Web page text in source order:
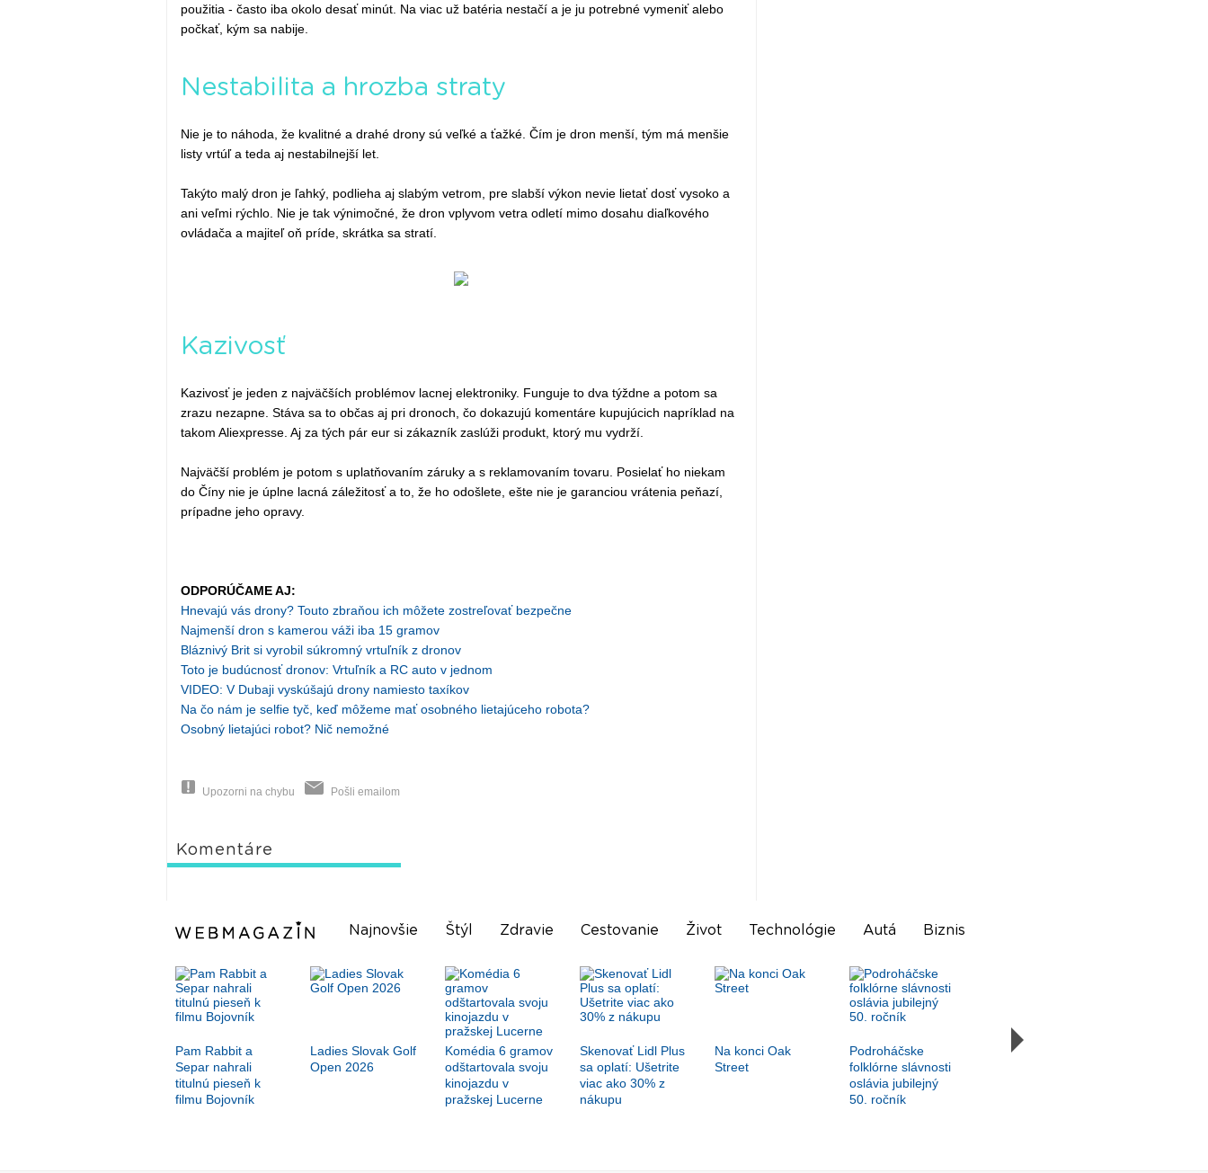
použitia - často iba okolo desať minút. Na viac už batéria nestačí a je ju potrebné vymeniť alebo
počkať, kým sa nabije.
Nestabilita a hrozba straty
Nie je to náhoda, že kvalitné a drahé drony sú veľké a ťažké. Čím je dron menší, tým má menšie
listy vrtúľ a teda aj nestabilnejší let.
Takýto malý dron je ľahký, podlieha aj slabým vetrom, pre slabší výkon nevie lietať dosť vysoko a
ani veľmi rýchlo. Nie je tak výnimočné, že dron vplyvom vetra odletí mimo dosahu diaľkového
ovládača a majiteľ oň príde, skrátka sa stratí.
Kazivosť
Kazivosť je jeden z najväčších problémov lacnej elektroniky. Funguje to dva týždne a potom sa
zrazu nezapne. Stáva sa to občas aj pri dronoch, čo dokazujú komentáre kupujúcich napríklad na
takom Aliexpresse. Aj za tých pár eur si zákazník zaslúži produkt, ktorý mu vydrží.
Najväčší problém je potom s uplatňovaním záruky a s reklamovaním tovaru. Posielať ho niekam
do Číny nie je úplne lacná záležitosť a to, že ho odošlete, ešte nie je garanciou vrátenia peňazí,
prípadne jeho opravy.
ODPORÚČAME AJ:
Hnevajú vás drony? Touto zbraňou ich môžete zostreľovať bezpečne
Najmenší dron s kamerou váži iba 15 gramov
Bláznivý Brit si vyrobil súkromný vrtuľník z dronov
Toto je budúcnosť dronov: Vrtuľník a RC auto v jednom
VIDEO: V Dubaji vyskúšajú drony namiesto taxíkov
Na čo nám je selfie tyč, keď môžeme mať osobného lietajúceho robota?
Osobný lietajúci robot? Nič nemožné
Upozorni na chybu Pošli emailom
Komentáre
Najnovšie Štýl Zdravie Cestovanie Život Technológie Autá Biznis
Pam Rabbit a
Separ nahrali
titulnú pieseň k
filmu Bojovník
Ladies Slovak Golf
Open 2026
Komédia 6 gramov
odštartovala svoju
kinojazdu v
pražskej Lucerne
Skenovať Lidl Plus
sa oplatí: Ušetrite
viac ako 30% z
nákupu
Na konci Oak
Street
Podroháčske
folklórne slávnosti
oslávia jubilejný
50. ročník